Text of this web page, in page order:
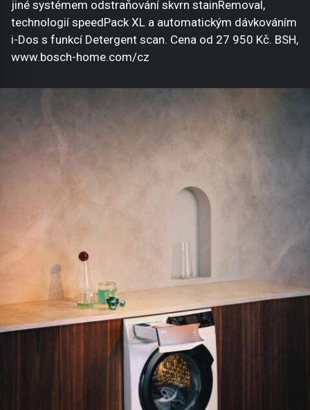
jiné systémem odstraňování skvrn stainRemoval,
technologií speedPack XL a automatickým dávkováním
i-Dos s funkcí Detergent scan. Cena od 27 950 Kč. BSH,
www.bosch-home.com/cz